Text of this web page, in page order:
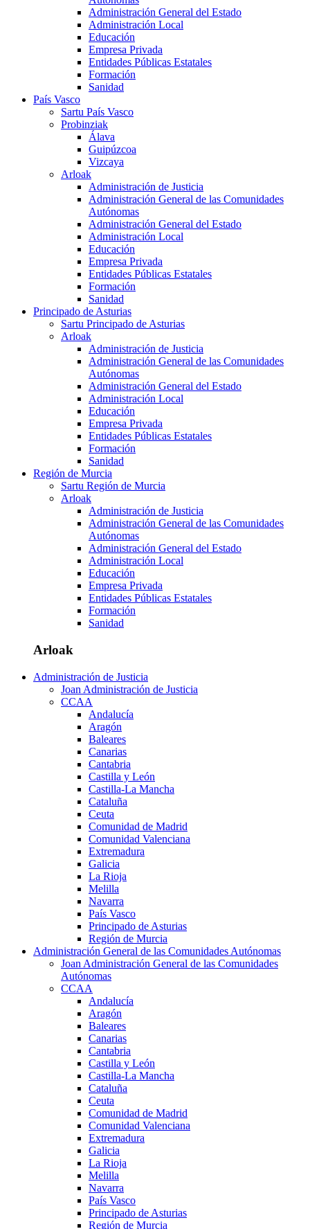
Administración General del Estado
Administración Local
Educación
Empresa Privada
Entidades Públicas Estatales
Formación
Sanidad
País Vasco
Sartu País Vasco
Probinziak
Álava
Guipúzcoa
Vizcaya
Arloak
Administración de Justicia
Administración General de las Comunidades
Autónomas
Administración General del Estado
Administración Local
Educación
Empresa Privada
Entidades Públicas Estatales
Formación
Sanidad
Principado de Asturias
Sartu Principado de Asturias
Arloak
Administración de Justicia
Administración General de las Comunidades
Autónomas
Administración General del Estado
Administración Local
Educación
Empresa Privada
Entidades Públicas Estatales
Formación
Sanidad
Región de Murcia
Sartu Región de Murcia
Arloak
Administración de Justicia
Administración General de las Comunidades
Autónomas
Administración General del Estado
Administración Local
Educación
Empresa Privada
Entidades Públicas Estatales
Formación
Sanidad
Arloak
Administración de Justicia
Joan Administración de Justicia
CCAA
Andalucía
Aragón
Baleares
Canarias
Cantabria
Castilla y León
Castilla-La Mancha
Cataluña
Ceuta
Comunidad de Madrid
Comunidad Valenciana
Extremadura
Galicia
La Rioja
Melilla
Navarra
País Vasco
Principado de Asturias
Región de Murcia
Administración General de las Comunidades Autónomas
Joan Administración General de las Comunidades
Autónomas
CCAA
Andalucía
Aragón
Baleares
Canarias
Cantabria
Castilla y León
Castilla-La Mancha
Cataluña
Ceuta
Comunidad de Madrid
Comunidad Valenciana
Extremadura
Galicia
La Rioja
Melilla
Navarra
País Vasco
Principado de Asturias
Región de Murcia